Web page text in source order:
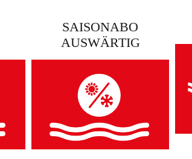
SAISONABO
AUSWÄRTIG